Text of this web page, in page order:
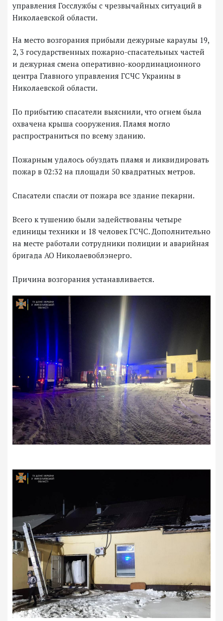
управления Госслужбы с чрезвычайных ситуаций в
Николаевской области.
На место возгорания прибыли дежурные караулы 19,
2, 3 государственных пожарно-спасательных частей
и дежурная смена оперативно-координационного
центра Главного управления ГСЧС Украины в
Николаевской области.
По прибытию спасатели выяснили, что огнем была
охвачена крыша сооружения. Пламя могло
распространиться по всему зданию.
Пожарным удалось обуздать пламя и ликвидировать
пожар в 02:32 на площади 50 квадратных метров.
Спасатели спасли от пожара все здание пекарни.
Всего к тушению были задействованы четыре
единицы техники и 18 человек ГСЧС. Дополнительно
на месте работали сотрудники полиции и аварийная
бригада АО Николаевоблэнерго.
Причина возгорания устанавливается.